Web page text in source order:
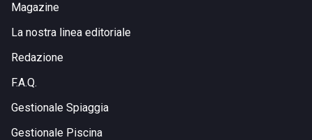
Magazine
La nostra linea editoriale
Redazione
F.A.Q.
Gestionale Spiaggia
Gestionale Piscina